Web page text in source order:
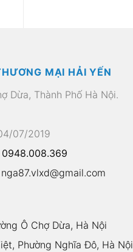
MẠI HẢI YẾN
Dừa, Thành Phố Hà Nội.
07/2019
0948.008.369
nga87.vlxd@gmail.com
Ô Chợ Dừa, Hà Nội
Phường Nghĩa Đô, Hà Nội